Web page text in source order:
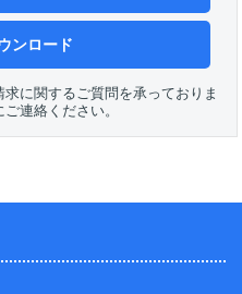
ンロード
に関するご質問を承っておりま
連絡ください。